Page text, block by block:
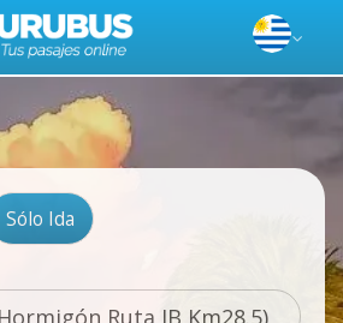
Sólo Ida